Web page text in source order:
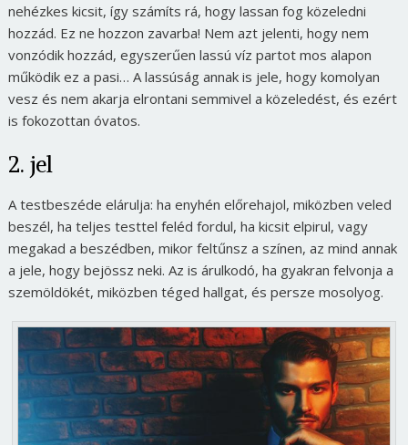
nehézkes kicsit, így számíts rá, hogy lassan fog közeledni
hozzád. Ez ne hozzon zavarba! Nem azt jelenti, hogy nem
vonzódik hozzád, egyszerűen lassú víz partot mos alapon
működik ez a pasi… A lassúság annak is jele, hogy komolyan
vesz és nem akarja elrontani semmivel a közeledést, és ezért
is fokozottan óvatos.
2. jel
A testbeszéde elárulja: ha enyhén előrehajol, miközben veled
beszél, ha teljes testtel feléd fordul, ha kicsit elpirul, vagy
megakad a beszédben, mikor feltűnsz a színen, az mind annak
a jele, hogy bejössz neki. Az is árulkodó, ha gyakran felvonja a
szemöldökét, miközben téged hallgat, és persze mosolyog.